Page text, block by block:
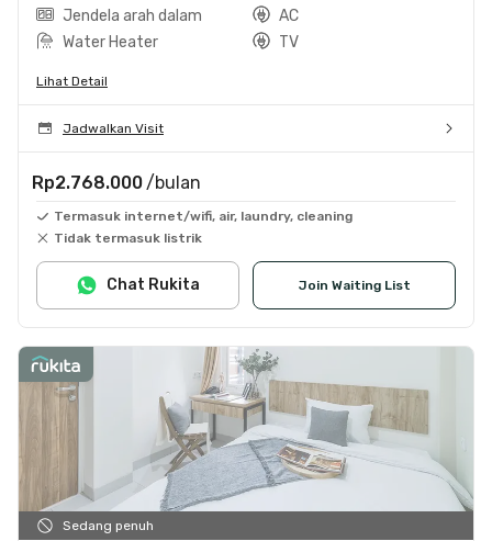
Jendela arah dalam
AC
Water Heater
TV
Lihat Detail
Jadwalkan Visit
Rp2.768.000 /bulan
Termasuk internet/wifi, air, laundry, cleaning
Tidak termasuk listrik
Join Waiting List
Chat Rukita
Sedang penuh